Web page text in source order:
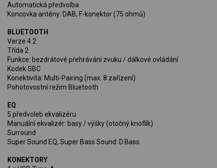
Automatická předvolba
Koncovka antény: DAB, F-konektor (75 ohmů)
BLUETOOTH
Verze 4.2
Třída 2
Funkce: bezdrátové přehrávání zvuku / dálkové ovládání
Kodek SBC
Konektivita: Multi-Pairing (max. 8 zařízení)
Pohotovostní režim Bluetooth
EQ
5 předvoleb ekvalizéru
Manuální ekvalizér: basy / výšky (otočný knoflík)
Surround
Super Sound EQ, Super Bass Sound: D.Bass
KONEKTORY